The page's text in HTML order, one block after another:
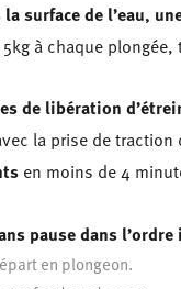
surface de l’eau,
à chaque
de libération
la prise de traction
en moins de 4
pause dans
en plongeon.